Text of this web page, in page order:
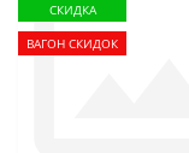
СКИДКА
ВАГОН СКИДОК